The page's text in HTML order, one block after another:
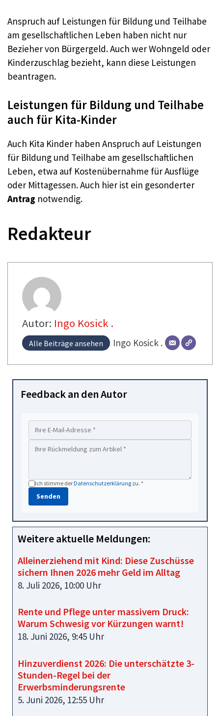
Anspruch auf Leistungen für Bildung und Teilhabe
am gesellschaftlichen Leben haben nicht nur
Bezieher von Bürgergeld. Auch wer Wohngeld oder
Kinderzuschlag bezieht, kann diese Leistungen
beantragen.
Leistungen für Bildung und Teilhabe
auch für Kita-Kinder
Auch Kita Kinder haben Anspruch auf Leistungen
für Bildung und Teilhabe am gesellschaftlichen
Leben, etwa auf Kostenübernahme für Ausflüge
oder Mittagessen. Auch hier ist ein gesonderter
Antrag notwendig.
Redakteur
Autor: Ingo Kosick .
Alle Beiträge ansehen Ingo Kosick .
Feedback an den Autor
Ich stimme derDatenschutzerklärung zu. *
Senden
Weitere aktuelle Meldungen:
Alleinerziehend mit Kind: Diese Zuschüsse
sichern Ihnen 2026 mehr Geld im Alltag
8. Juli 2026, 10:00 Uhr
Rente und Pflege unter massivem Druck:
Warum Schwesig vor Kürzungen warnt!
18. Juni 2026, 9:45 Uhr
Hinzuverdienst 2026: Die unterschätzte 3-
Stunden-Regel bei der
Erwerbsminderungsrente
5. Juni 2026, 12:55 Uhr